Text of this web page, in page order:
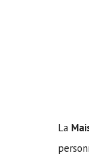
La